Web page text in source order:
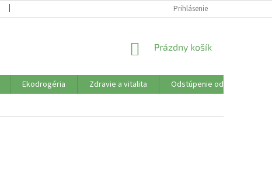
DOPRAVA PLATBA
Prihlásenie
NÁKUPNÝ
Prázdny košík
Ekodrogéria Zdravie a vitalita
Odstúpenie od zmluvy